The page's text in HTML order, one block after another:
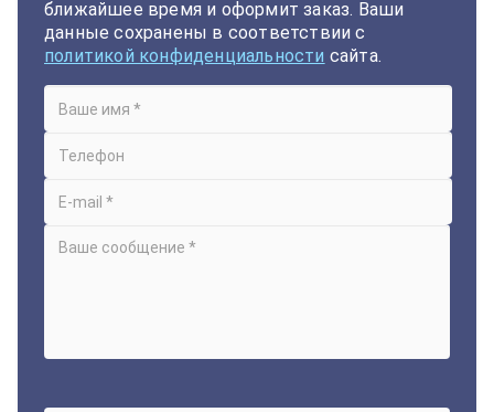
ближайшее время и оформит заказ. Ваши
данные сохранены в соответствии с
политикой конфиденциальности сайта.